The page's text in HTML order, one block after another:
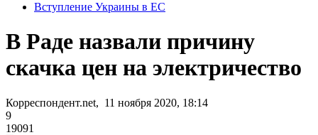
Вступление Украины в ЕС
В Раде назвали причину
скачка цен на электричество
Корреспондент.net, 11 ноября 2020, 18:14
9
19091